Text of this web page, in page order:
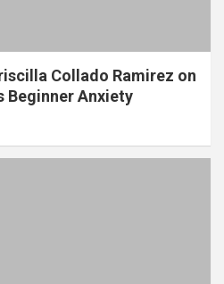
Collado Ramirez on
Beginner Anxiety